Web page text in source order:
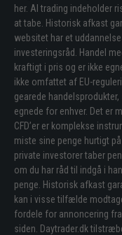
her. Al trading indeholder
at tabe. Historisk afkast
websitet har et
investeringsråd. Handel
kraftigt i pris og er ikke
ikke omfattet af EU-
gearede
egnede for enhver. Det er
CFD’er er komplekse
miste sine penge hurtigt
private investorer taber
om du har råd til indgå i
penge. Historisk afkast
kan i visse tilfælde
fordele for annoncering
siden. Daytrader.dk